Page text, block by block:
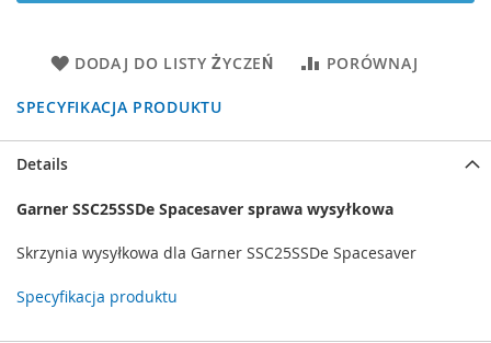
DODAJ DO LISTY ŻYCZEŃ PORÓWNAJ
SPECYFIKACJA PRODUKTU
Details
Garner SSC25SSDe Spacesaver sprawa wysyłkowa
Skrzynia wysyłkowa dla Garner SSC25SSDe Spacesaver
Specyfikacja produktu